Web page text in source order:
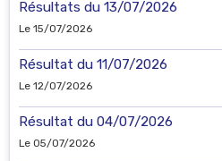
Résultats du 13/07/2026
Le 15/07/2026
Résultat du 11/07/2026
Le 12/07/2026
Résultat du 04/07/2026
Le 05/07/2026